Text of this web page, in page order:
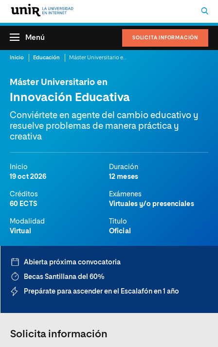
SOLICITA INFORMACIÓN
Menú
Inicio Educación
Máster Universitario en
Innovación Educativa
Conviértete en agente del cambio educativo y
resuelve problemas de manera práctica y
creativa
Inicio
19 oct 2026
Duración
12 meses
Créditos
60 ECTS
Exámenes
Virtuales y/o presenciales
Modalidad
Virtual
Titulo
Oficial
Abierta próxima convocatoria
Becas Santillana del 60%
Prepárate para ascender en el Escalafón en 1 año
Solicita información